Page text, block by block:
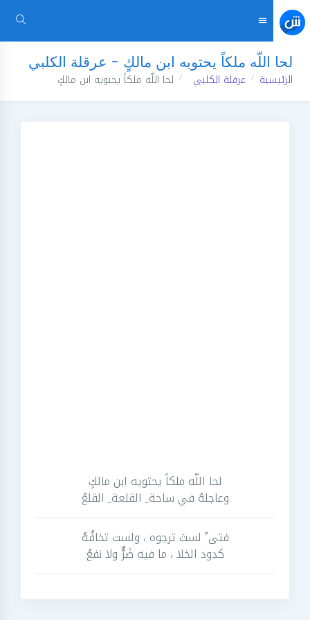
لحا اللّه ملكاً يحتويه ابن مالكٍ - عرقلة الكلبي
الرئيسية عرقلة الكلبي لحا اللّه ملكاً يحتويه ابن مالكٍ
لحا اللّه ملكاً يحتويه ابن مالكٍ
وعاجلهُ في ساحة ِ القلعة ِ القلعُ
فتى ً لستَ ترجوه ، ولست تخافُهُ
كدود الخلا ، ما فيه ضَرٌّ ولا نفعُ